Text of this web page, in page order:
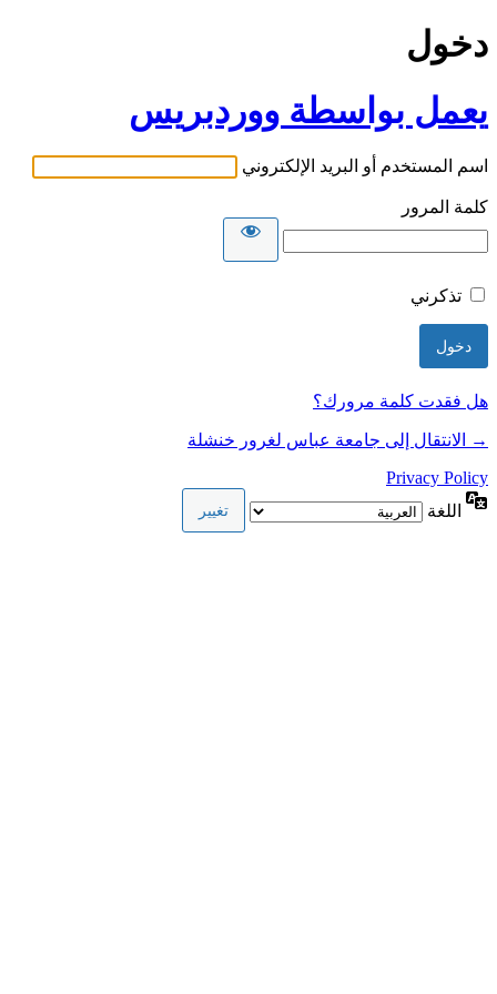
دخول
يعمل بواسطة ووردبريس
اسم المستخدم أو البريد الإلكتروني
كلمة المرور
تذكرني
هل فقدت كلمة مرورك؟
→ الانتقال إلى جامعة عباس لغرور خنشلة
Privacy Policy
اللغة